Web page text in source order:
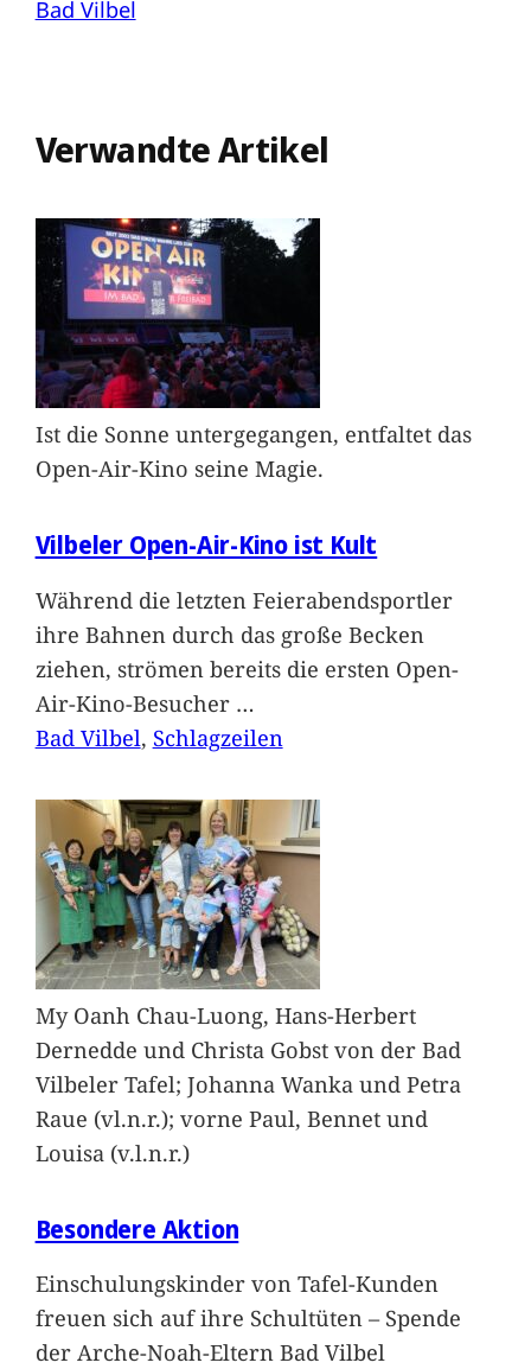
Bad Vilbel
Verwandte Artikel
Ist die Sonne untergegangen, entfaltet das
Open-Air-Kino seine Magie.
Vilbeler Open-Air-Kino ist Kult
Während die letzten Feierabendsportler
ihre Bahnen durch das große Becken
ziehen, strömen bereits die ersten Open-
Air-Kino-Besucher …
Bad Vilbel, Schlagzeilen
My Oanh Chau-Luong, Hans-Herbert
Dernedde und Christa Gobst von der Bad
Vilbeler Tafel; Johanna Wanka und Petra
Raue (vl.n.r.); vorne Paul, Bennet und
Louisa (v.l.n.r.)
Besondere Aktion
Einschulungskinder von Tafel-Kunden
freuen sich auf ihre Schultüten – Spende
der Arche-Noah-Eltern Bad Vilbel